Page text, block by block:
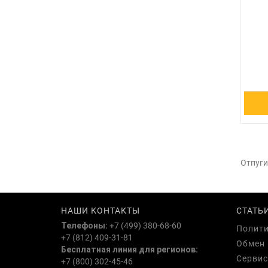
НАШИ КОНТАКТЫ
Телефоны: +7 (499) 380-68-60
+7 (812) 409-31-81
Бесплатная линия для регионов:
+7 (800) 302-45-46
Обмен